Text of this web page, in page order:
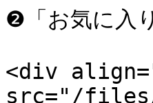
❷「お気に入
<div
src="/files/